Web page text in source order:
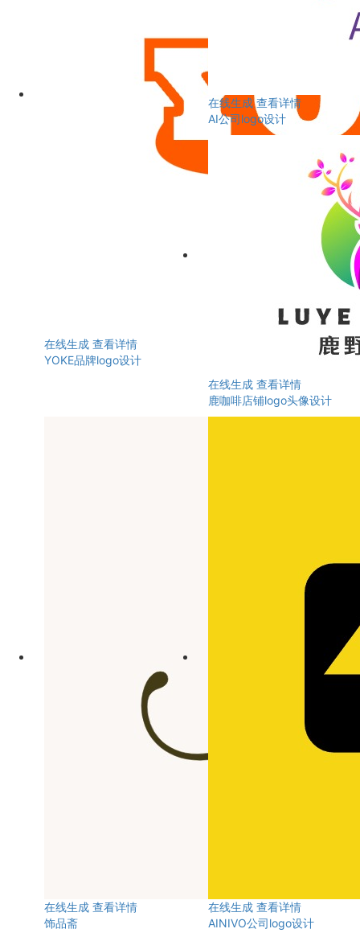
在线生成 查看详情
YOKE品牌logo设计
在线生成 查看详情
AI公司logo设计
在线生成 查看详情
鹿咖啡店铺logo头像设计
在线生成 查看详情
饰品斋
在线生成 查看详情
AINIVO公司logo设计